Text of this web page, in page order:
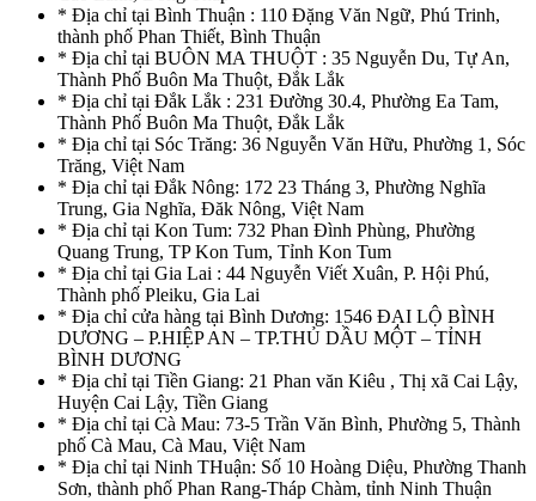
* Địa chỉ tại Bình Thuận : 110 Đặng Văn Ngữ, Phú Trinh,
thành phố Phan Thiết, Bình Thuận
* Địa chỉ tại BUÔN MA THUỘT : 35 Nguyễn Du, Tự An,
Thành Phố Buôn Ma Thuột, Đắk Lắk
* Địa chỉ tại Đắk Lắk : 231 Đường 30.4, Phường Ea Tam,
Thành Phố Buôn Ma Thuột, Đắk Lắk
* Địa chỉ tại Sóc Trăng: 36 Nguyễn Văn Hữu, Phường 1, Sóc
Trăng, Việt Nam
* Địa chỉ tại Đắk Nông: 172 23 Tháng 3, Phường Nghĩa
Trung, Gia Nghĩa, Đăk Nông, Việt Nam
* Địa chỉ tại Kon Tum: 732 Phan Đình Phùng, Phường
Quang Trung, TP Kon Tum, Tỉnh Kon Tum
* Địa chỉ tại Gia Lai : 44 Nguyễn Viết Xuân, P. Hội Phú,
Thành phố Pleiku, Gia Lai
* Địa chỉ cửa hàng tại Bình Dương: 1546 ĐẠI LỘ BÌNH
DƯƠNG – P.HIỆP AN – TP.THỦ DẦU MỘT – TỈNH
BÌNH DƯƠNG
* Địa chỉ tại Tiền Giang: 21 Phan văn Kiêu , Thị xã Cai Lậy,
Huyện Cai Lậy, Tiền Giang
* Địa chỉ tại Cà Mau: 73-5 Trần Văn Bình, Phường 5, Thành
phố Cà Mau, Cà Mau, Việt Nam
* Địa chỉ tại Ninh THuận: Số 10 Hoàng Diệu, Phường Thanh
Sơn, thành phố Phan Rang-Tháp Chàm, tỉnh Ninh Thuận